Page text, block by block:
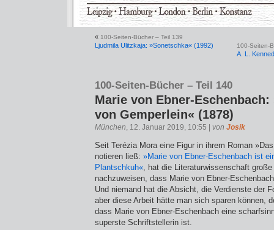
« 100-Seiten-Bücher – Teil 139
Ljudmila Ulitzkaja: »Sonetschka« (1992) 100-Seiten-
A. L.
100-Seiten-Bücher – Teil 140
Marie von Ebner-
von Gemperlein« (1878)
München, 12. Januar 2019, 10:55 | von Josik
Seit Terézia Mora eine Figur in ihrem Roman
notieren ließ: »Marie von Ebner-Eschenbach ist
Plantschkuh«, hat die Literaturwissenschaft
nachzuweisen, dass Marie von Ebner-
Und niemand hat die Absicht, die Verdienste der
aber diese Arbeit hätte man sich sparen können,
dass Marie von Ebner-Eschenbach eine
superste Schriftstellerin ist.